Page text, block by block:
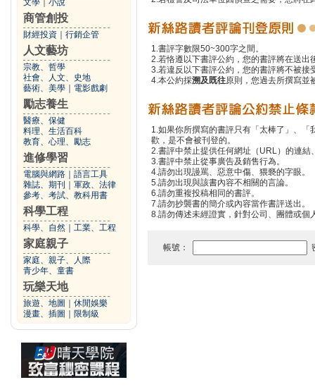
文學 小說
商管創投
財經投資 行銷企管
人文藝坊
宗教、哲學
社會、人文、史地
藝術、美學
電影戲劇
勵志養生
醫療、保健
料理、生活百科
教育、心理、勵志
進修學習
電腦與網路
語言工具
雜誌、期刊
軍政、法律
參考、考試、教科用書
科學工程
科學、自然 工業、工程
家庭親子
家庭、親子、人際
青少年、童書
玩樂天地
旅遊、地圖
休閒娛樂
漫畫、插圖
限制級
1.書評字數限50~300字之間。
2.若恪遵以下書評公約，您的書評將在送
3.若違反以下書評公約，您的書評將不被接
4.本公約採溯及既往原則，您過去所撰寫並
1.如果你所撰寫的書評只有「太棒了」、
歡，是不會被刊登的。
2.書評中禁止提供任何網址（URL）的連結
3.書評中禁止從事廣告及銷售行為。
4.請勿出現謾罵、惡意中傷、猥褻的字眼。
5.請勿出現與該書內容不相關的言論。
6.請勿重複投稿相同的書評。
7.請勿抄襲書的簡介或內容當作書評送出。
8.請勿傳述未經證實，針對公司、團體或個
帳號：